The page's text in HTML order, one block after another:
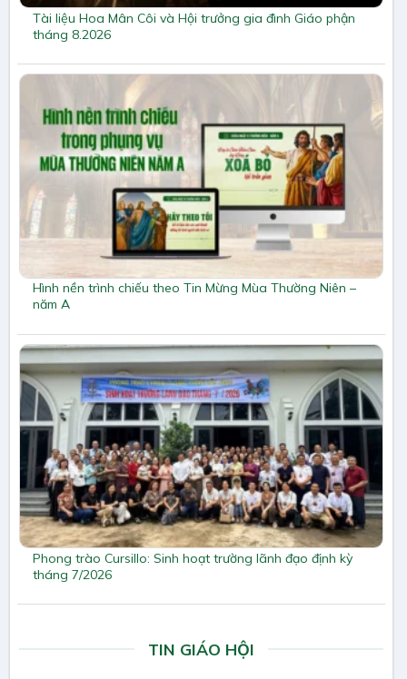
Tài liệu Hoa Mân Côi và Hội trưởng gia đình Giáo phận
tháng 8.2026
Hình nền trình chiếu theo Tin Mừng Mùa Thường Niên –
năm A
Phong trào Cursillo: Sinh hoạt trường lãnh đạo định kỳ
tháng 7/2026
TIN GIÁO HỘI